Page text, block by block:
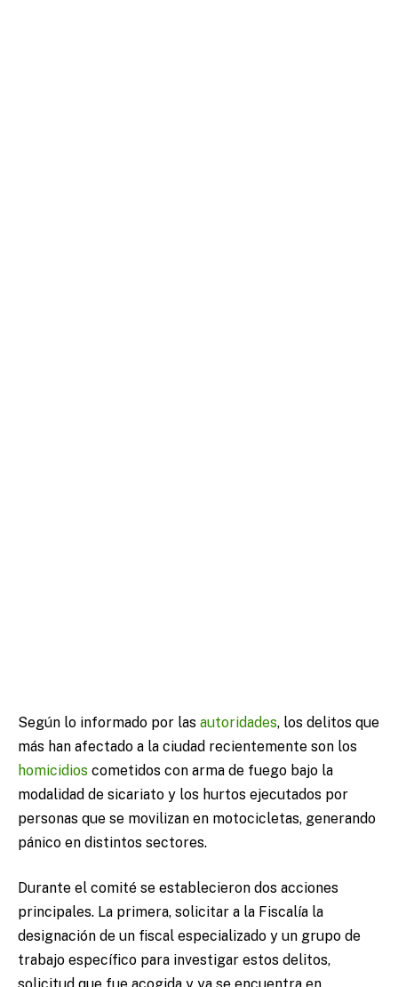
Según lo informado por las autoridades, los delitos que
más han afectado a la ciudad recientemente son los
homicidios cometidos con arma de fuego bajo la
modalidad de sicariato y los hurtos ejecutados por
personas que se movilizan en motocicletas, generando
pánico en distintos sectores.
Durante el comité se establecieron dos acciones
principales. La primera, solicitar a la Fiscalía la
designación de un fiscal especializado y un grupo de
trabajo específico para investigar estos delitos,